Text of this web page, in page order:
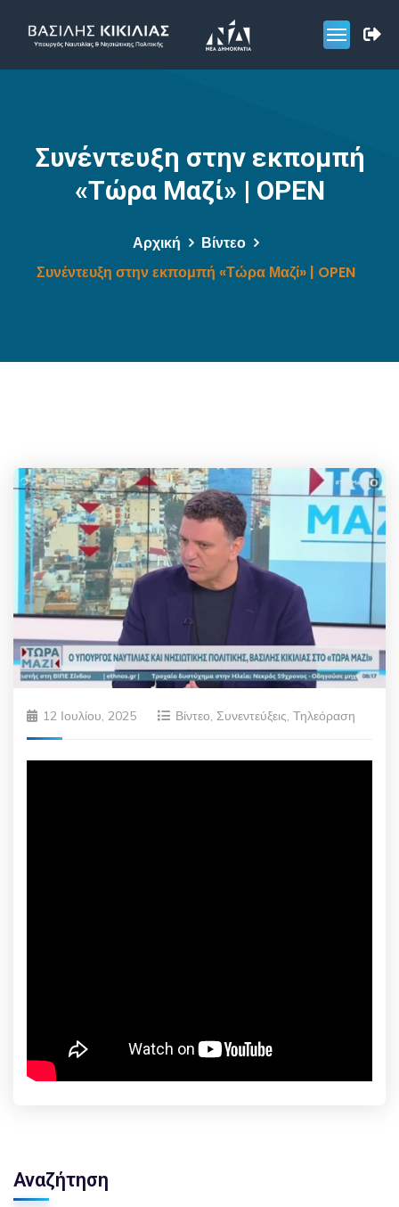
Συνέντευξη στην εκπομπή
«Τώρα Μαζί» | OPEN
Αρχική
Βίντεο
Συνέντευξη στην εκπομπή «Τώρα Μαζί» | OPEN
12 Ιουλίου, 2025 Βίντεο, Συνεντεύξεις, Τηλεόραση
Αναζήτηση